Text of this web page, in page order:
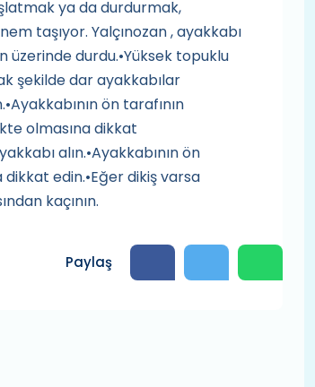
ya da durdurmak,
taşıyor. Yalçınozan , ayakkabı
durdu.•Yüksek topuklu
şekilde dar ayakkabılar
ön tarafının
olmasına dikkat
alın.•Ayakkabının ön
edin.•Eğer dikiş varsa
kaçının.
Paylaş